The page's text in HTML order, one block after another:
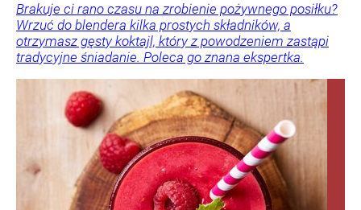
Brakuje ci rano czasu na zrobienie pożywnego posiłku?
Wrzuć do blendera kilka prostych składników, a
otrzymasz gęsty koktajl, który z powodzeniem zastąpi
tradycyjne śniadanie. Poleca go znana ekspertka.